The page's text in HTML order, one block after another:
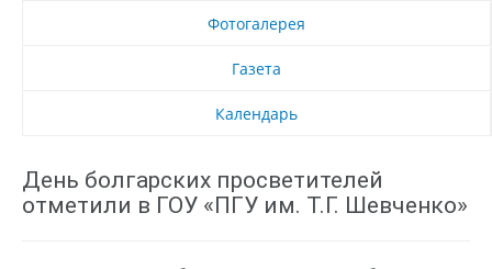
Фотогалерея
Газета
Календарь
День болгарских просветителей
отметили в ГОУ «ПГУ им. Т.Г. Шевченко»